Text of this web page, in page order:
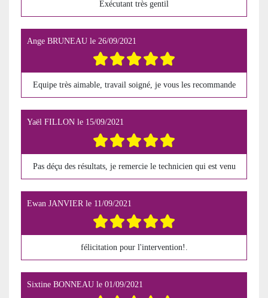
Exécutant très gentil
Ange BRUNEAU le 26/09/2021
Equipe très aimable, travail soigné, je vous les recommande
Yaël FILLON le 15/09/2021
Pas déçu des résultats, je remercie le technicien qui est venu
Ewan JANVIER le 11/09/2021
félicitation pour l'intervention!.
Sixtine BONNEAU le 01/09/2021